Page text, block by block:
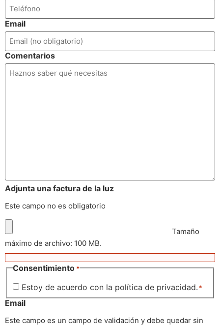
Email
Comentarios
Adjunta una factura de la luz
Este campo no es obligatorio
Tamaño
máximo de archivo: 100 MB.
Consentimiento *
Estoy de acuerdo con la política de privacidad. *
Email
Este campo es un campo de validación y debe quedar sin